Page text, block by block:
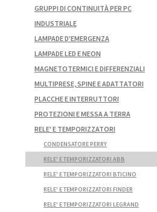
GRUPPI DI CONTINUITÀ PER PC
INDUSTRIALE
LAMPADE D'EMERGENZA
LAMPADE LED E NEON
MAGNETOTERMICI E DIFFERENZIALI
MULTIPRESE, SPINE E ADATTATORI
PLACCHE E INTERRUTTORI
PROTEZIONI E MESSA A TERRA
RELE' E TEMPORIZZATORI
CONDENSATORE PERRY
RELE' E TEMPORIZZATORI ABB
RELE' E TEMPORIZZATORI BTICINO
RELE' E TEMPORIZZATORI FINDER
RELE' E TEMPORIZZATORI LEGRAND